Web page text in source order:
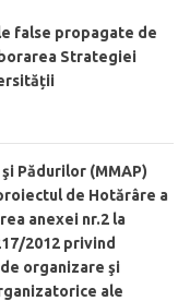
false propagate de
Strategiei
Pădurilor (MMAP)
de Hotărâre a
anexei nr.2 la
2012 privind
organizare şi
ale